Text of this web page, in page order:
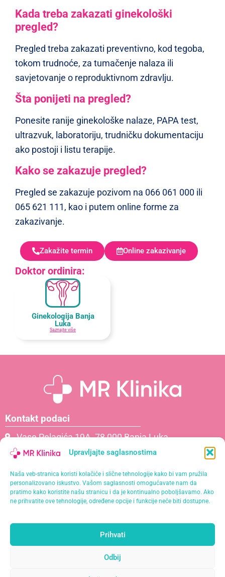
Upravljajte saglasnostima
Naša veb-stranica koristi kolačiće i slične tehnologije kako bi vam pružila
personalizovano iskustvo. Vašom saglasnosti omogućavate nam da
pratimo kako koristite našu stranicu i da je kontinualno poboljšavamo. Ako
ne prihvatite ove tehnologije, određene opcije i funkcije neće biti dostupne.
Prihvati
Odbij
Kada treba zakazati ginekološki
pregled?
Pregled treba zakazati preventivno, kod tegoba,
tokom trudnoće, za tumačenje nalaza ili
savjetovanje o reproduktivnom zdravlju.
Šta ponijeti na pregled?
Ponesite ranije ginekološke nalaze, PAPA test,
ultrazvuk, laboratoriju, trudničku dokumentaciju
ako postoji i listu terapije.
Kako se zakazuje pregled?
Pregled se zakazuje pozivom na 066 061 000 ili
065 621 111, kao i putem online forme za
zakazivanje.
Zakažite termin Online zakazivanje
Doktor ordinira:
Ginekologija Banja
Luka
Saznajte više
Naša misija je pružiti personalizirane usluge s
najvišim standardima kvalitete u opuštajućem i
Kontakt podaci
Vase Pelagića 19A, 78 000 Banja Luka
066 061 000
info@mrklinika.ba
Politika privatnosti